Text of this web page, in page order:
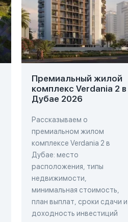
Премиальный жилой
комплекс Verdania 2 в
Дубае 2026
Рассказываем о
премиальном жилом
комплексе Verdania 2 в
Дубае: место
расположения, типы
недвижимости,
минимальная стоимость,
план выплат, сроки сдачи и
доходность инвестиций